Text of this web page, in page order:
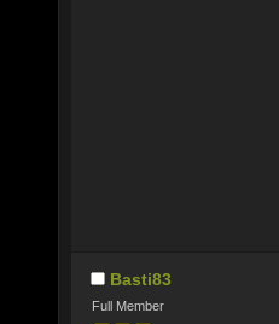
Basti83
Full Member